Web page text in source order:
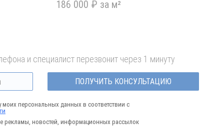
186 000 ₽ за м²
и специалист перезвонит через 1 минуту
ПОЛУЧИТЬ КОНСУЛЬТАЦИЮ
моих персональных данных в соответствии с
рекламы, новостей, информационных рассылок